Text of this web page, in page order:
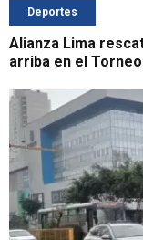
Deportes
Alianza Lima
arriba en el